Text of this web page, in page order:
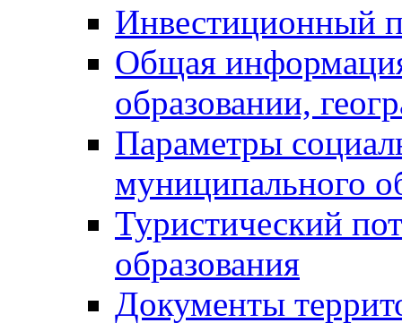
Инвестиционный
Общая
образовании,
Параметры
муниципального
Туристический
образования
Документы